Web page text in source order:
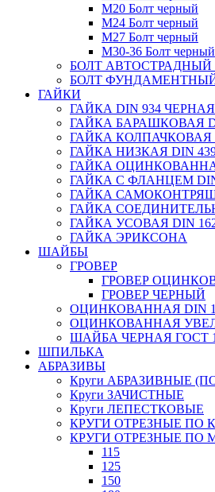
М20 Болт черный
М24 Болт черный
М27 Болт черный
М30-36 Болт черный
БОЛТ АВТОСТРАДНЫЙ
БОЛТ
ГАЙКИ
ГАЙКА DIN 934 ЧЕРНАЯ
ГАЙКА БАРАШКОВАЯ
ГАЙКА КОЛПАЧКОВАЯ
ГАЙКА НИЗКАЯ DIN
ГАЙКА
ГАЙКА С ФЛАНЦЕМ DIN
ГАЙКА
ГАЙКА
ГАЙКА УСОВАЯ DIN
ГАЙКА ЭРИКСОНА
ШАЙБЫ
ГРОВЕР
ГРОВЕР
ГРОВЕР ЧЕРНЫЙ
ОЦИНКОВАННАЯ DIN
ОЦИНКОВАННАЯ
ШАЙБА ЧЕРНАЯ ГОСТ
ШПИЛЬКА
АБРАЗИВЫ
Круги АБРАЗИВНЫЕ
Круги ЗАЧИСТНЫЕ
Круги ЛЕПЕСТКОВЫЕ
КРУГИ ОТРЕЗНЫЕ ПО
КРУГИ ОТРЕЗНЫЕ ПО
115
125
150